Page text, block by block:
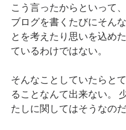
こう言ったからといって、
ブログを書くたびにそん
とを考えたり思いを込め
ているわけではない。
そんなことしていたらと
ることなんて出来ない。
たしに関してはそうなの